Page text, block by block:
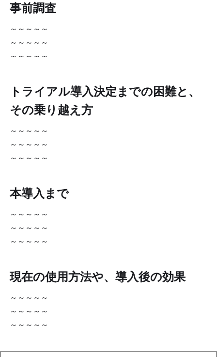
事前調査
～～～～～
～～～～～
～～～～～
トライアル導入決定までの困難と、
その乗り越え方
～～～～～
～～～～～
～～～～～
本導入まで
～～～～～
～～～～～
～～～～～
現在の使用方法や、導入後の効果
～～～～～
～～～～～
～～～～～